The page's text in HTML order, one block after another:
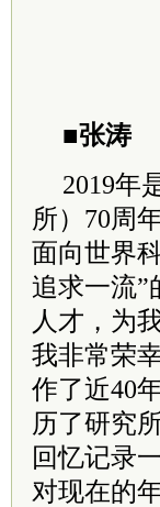
■张涛
2019年
所）70周
面向世界
追求一流”
人才，为
我非常荣
作了近40
历了研究
回忆记录
对现在的